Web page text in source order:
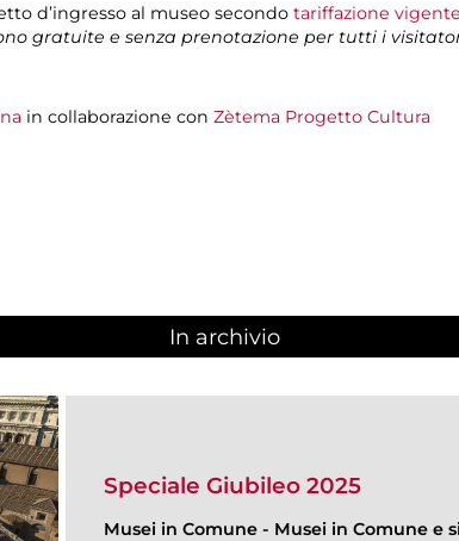
d’ingresso al museo secondo tariffazione vigente
gratuite e senza prenotazione per tutti i
in collaborazione con Zètema Progetto Cultura
In archivio
Speciale Giubileo 2025
Musei in Comune - Musei in Comune e